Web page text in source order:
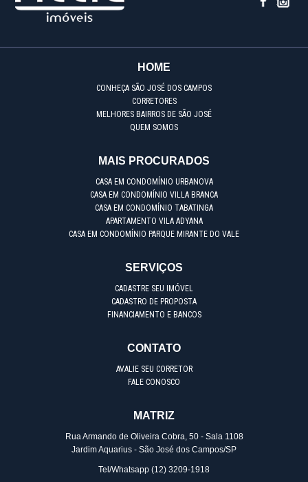
HOME
CONHEÇA SÃO JOSÉ DOS CAMPOS
CORRETORES
MELHORES BAIRROS DE SÃO JOSÉ
QUEM SOMOS
MAIS PROCURADOS
CASA EM CONDOMÍNIO URBANOVA
CASA EM CONDOMÍNIO VILLA BRANCA
CASA EM CONDOMÍNIO TABATINGA
APARTAMENTO VILA ADYANA
CASA EM CONDOMÍNIO PARQUE MIRANTE DO VALE
SERVIÇOS
CADASTRE SEU IMÓVEL
CADASTRO DE PROPOSTA
FINANCIAMENTO E BANCOS
CONTATO
AVALIE SEU CORRETOR
FALE CONOSCO
MATRIZ
Rua Armando de Oliveira Cobra, 50 - Sala 1108
Jardim Aquarius - São José dos Campos/SP
Tel/Whatsapp (12) 3209-1918